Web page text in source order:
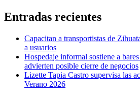
Entradas recientes
Capacitan a transportistas de
a usuarios
Hospedaje informal sostiene a
advierten posible cierre de negocios
Lizette Tapia Castro supervisa las
Verano 2026